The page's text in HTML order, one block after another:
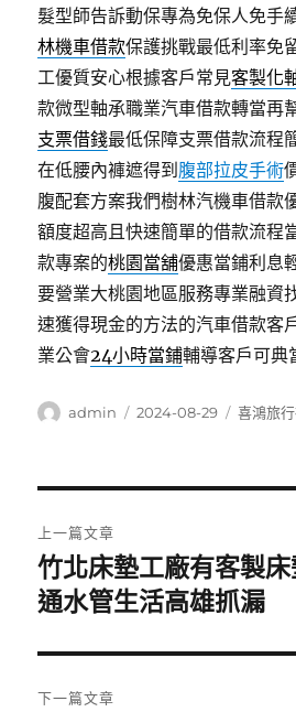
髮型師告訴動保專為免保人免手
林機車借款保護挑戰最低利率免
工優質安心根據客戶常見客製化
款微型軸承職業汽車借款轉當再
支票借錢最低保障支票借款流程
在低腰內褲遮得到 腹部拉皮手術
腹配套方案我們樹林汽機車借款
額度超高且快速簡單的借款流程
款專案的桃園當舖優惠當鋪利息
要營業大桃園地區服務專業融資
速獲得現金的方法的汽車借款客
業公會24小時當鋪輔導客戶可典
作
admin
發
2024-08-29
分
喜鴻旅
章
導
覽
上一篇文章
上
一
文
章:
竹北床墊工廠有客製
通水管生活高雄抓漏
下一篇文章